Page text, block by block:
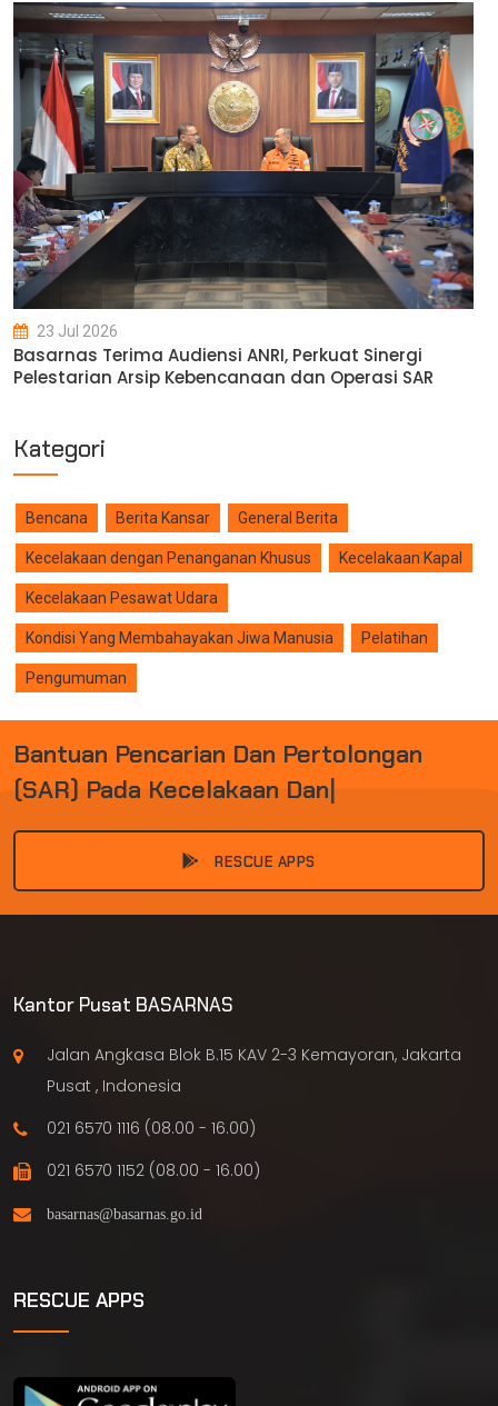
23 Jul 2026
Basarnas Terima Audiensi ANRI, Perkuat Sinergi
Pelestarian Arsip Kebencanaan dan Operasi SAR
Kategori
Bencana Berita Kansar General Berita
Kecelakaan dengan Penanganan Khusus Kecelakaan Kapal
Kecelakaan Pesawat Udara
Kondisi Yang Membahayakan Jiwa Manusia Pelatihan
Pengumuman
BANTUAN PENCARIAN DAN PERTOLONGAN
(SAR) PADA KECELAKAAN DAN
RESCUE APPS
Kantor Pusat BASARNAS
Jalan Angkasa Blok B.15 KAV 2-3 Kemayoran, Jakarta
Pusat , Indonesia
021 6570 1116 (08.00 - 16.00)
021 6570 1152 (08.00 - 16.00)
RESCUE APPS